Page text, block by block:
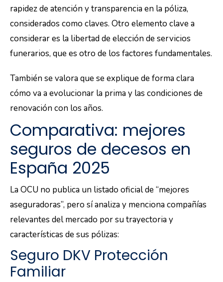
rapidez de atención y transparencia en la póliza,
considerados como claves. Otro elemento clave a
considerar es la libertad de elección de servicios
funerarios, que es otro de los factores fundamentales.
También se valora que se explique de forma clara
cómo va a evolucionar la prima y las condiciones de
renovación con los años.
Comparativa: mejores
seguros de decesos en
España 2025
La OCU no publica un listado oficial de “mejores
aseguradoras”, pero sí analiza y menciona compañías
relevantes del mercado por su trayectoria y
características de sus pólizas:
Seguro DKV Protección
Familiar